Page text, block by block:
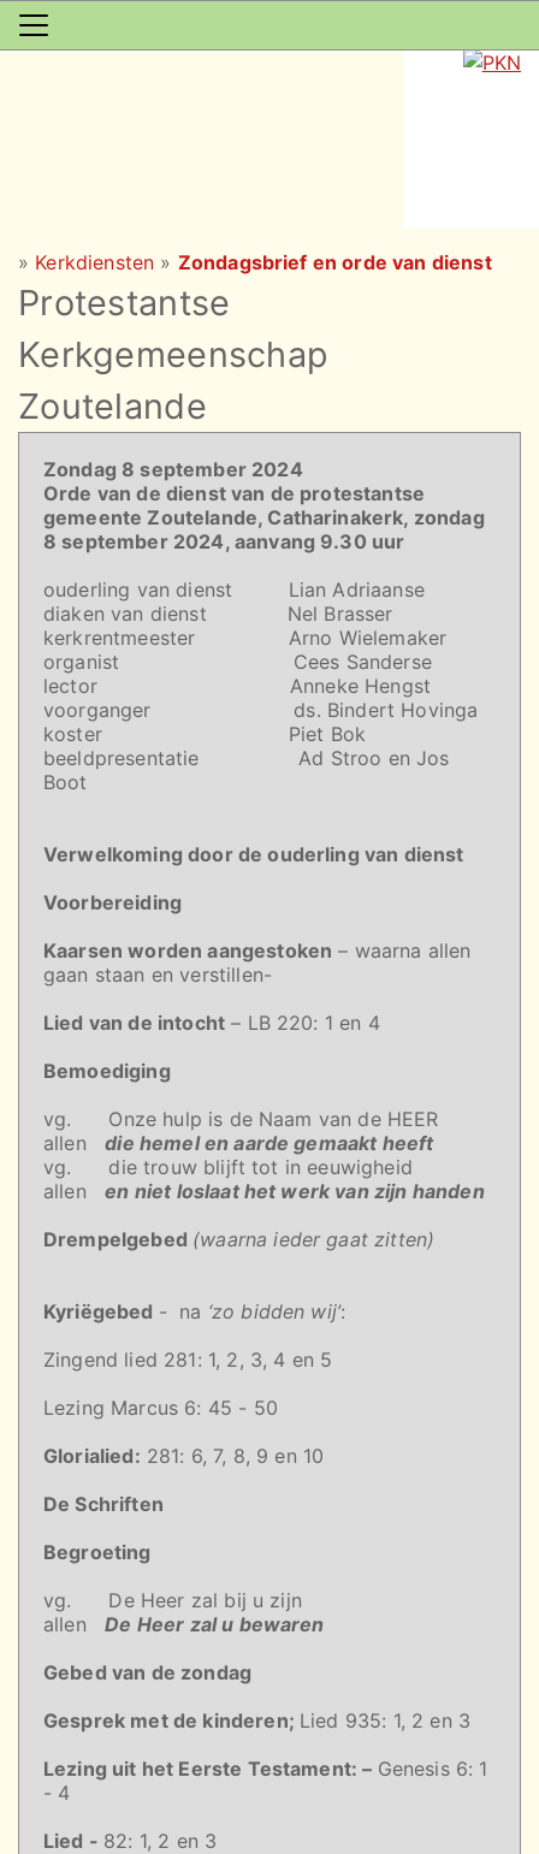
» Kerkdiensten » Zondagsbrief en orde van dienst
Protestantse
Kerkgemeenschap
Zoutelande
Zondag 8 september 2024
Orde van de dienst van de protestantse
gemeente Zoutelande, Catharinakerk, zondag
8 september 2024, aanvang 9.30 uur
ouderling van dienst Lian Adriaanse
diaken van dienst Nel Brasser
kerkrentmeester Arno Wielemaker
organist Cees Sanderse
lector Anneke Hengst
voorganger ds. Bindert Hovinga
koster Piet Bok
beeldpresentatie Ad Stroo en Jos
Boot
Verwelkoming door de ouderling van dienst
Voorbereiding
Kaarsen worden aangestoken – waarna allen
gaan staan en verstillen-
Lied van de intocht – LB 220: 1 en 4
Bemoediging
vg. Onze hulp is de Naam van de HEER
allendie hemel en aarde gemaakt heeft
vg. die trouw blijft tot in eeuwigheid
allenen niet loslaat het werk van zijn handen
Drempelgebed (waarna ieder gaat zitten)
Kyriëgebed - na ‘zo bidden wij’:
Zingend lied 281: 1, 2, 3, 4 en 5
Lezing Marcus 6: 45 - 50
Glorialied: 281: 6, 7, 8, 9 en 10
De Schriften
Begroeting
vg. De Heer zal bij u zijn
allenDe Heer zal u bewaren
Gebed van de zondag
Gesprek met de kinderen; Lied 935: 1, 2 en 3
Lezing uit het Eerste Testament: – Genesis 6: 1
- 4
Lied - 82: 1, 2 en 3